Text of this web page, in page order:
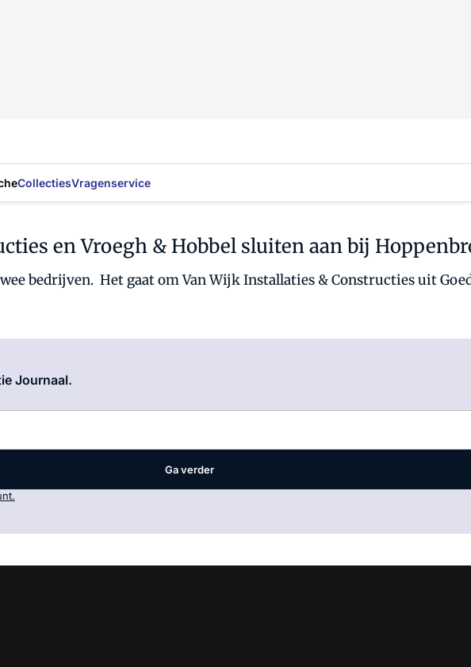
CollectiesVragenservice
en Vroegh & Hobbel sluiten aan bij
bedrijven. Het gaat om Van Wijk Installaties & Constructies uit
Journaal.
Ga verder